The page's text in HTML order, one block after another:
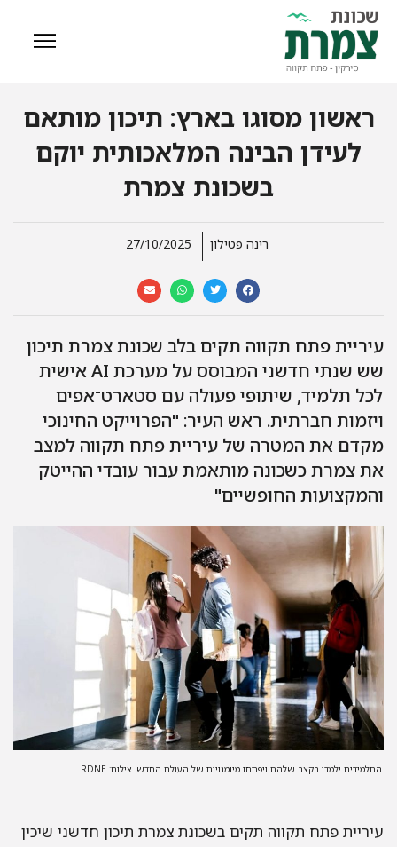
ראשון מסוגו בארץ: תיכון מותאם
לעידן הבינה המלאכותית יוקם
בשכונת צמרת
רינה פטילון
עיריית פתח תקווה תקים בלב שכונת צמרת תיכון
שש שנתי חדשני המבוסס על מערכת AI אישית
לכל תלמיד, שיתופי פעולה עם סטארט־אפים
ויזמות חברתית. ראש העיר: "הפרוייקט החינוכי
מקדם את המטרה של עיריית פתח תקווה למצב
את צמרת כשכונה מותאמת עבור עובדי ההייטק
והמקצועות החופשיים"
התלמידים ילמדו בקצב שלהם ויפתחו מיומנויות של העולם החדש. צילום: RDNE
עיריית פתח תקווה תקים בשכונת צמרת תיכון חדשני שיכין